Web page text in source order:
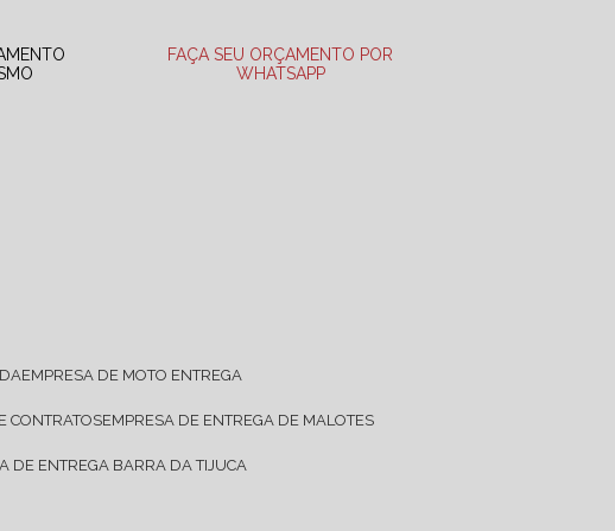
FAÇA SEU ORÇAMENTO POR
WHATSAPP
EMPRESA DE MOTO ENTREGA
CONTRATOS EMPRESA DE ENTREGA DE MALOTES
DE ENTREGA BARRA DA TIJUCA